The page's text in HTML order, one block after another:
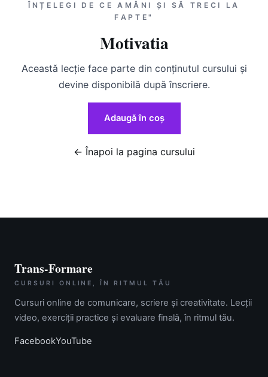
ÎNȚELEGI DE CE AMÂNI ȘI SĂ TRECI LA
FAPTE"
Motivatia
Această lecție face parte din conținutul cursului și
devine disponibilă după înscriere.
Adaugă în coș
← Înapoi la pagina cursului
Trans-Formare
CURSURI ONLINE, ÎN RITMUL TĂU
Cursuri online de comunicare, scriere și creativitate. Lecții
video, exerciții practice și evaluare finală, în ritmul tău.
FacebookYouTube